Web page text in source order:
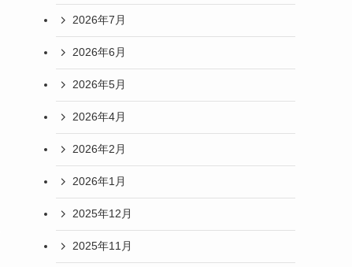
2026年7月
2026年6月
2026年5月
2026年4月
2026年2月
2026年1月
2025年12月
2025年11月